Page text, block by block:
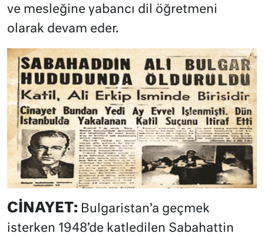
ve mesleğine yabancı dil öğretmeni
olarak devam eder.
CİNAYET: Bulgaristan’a geçmek
isterken 1948’de katledilen Sabahattin